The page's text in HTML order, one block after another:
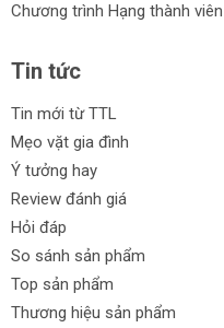
Chương trình Hạng thành viên
Tin tức
Tin mới từ TTL
Mẹo vặt gia đình
Ý tưởng hay
Review đánh giá
Hỏi đáp
So sánh sản phẩm
Top sản phẩm
Thương hiệu sản phẩm